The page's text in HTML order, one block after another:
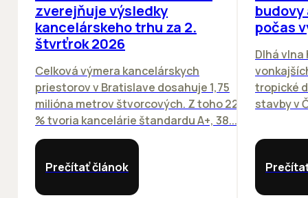
zverejňuje výsledky
kancelárskeho trhu za 2.
štvrťrok 2026
Celková výmera kancelárskych
priestorov v Bratislave dosahuje 1,75
milióna metrov štvorcových. Z toho 22
% tvoria kancelárie štandardu A+, 38...
Prečítať článok
počas
Dlhá
tropické
stavby v